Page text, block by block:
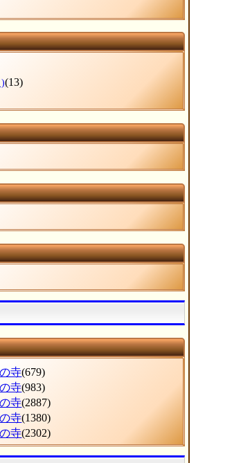
)(13)
寺(679)
寺(983)
寺(2887)
寺(1380)
寺(2302)